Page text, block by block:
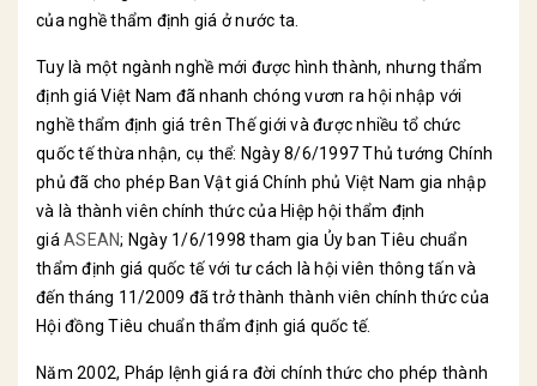
của nghề thẩm định giá ở nước ta.
Tuy là một ngành nghề mới được hình thành, nhưng thẩm
định giá Việt Nam đã nhanh chóng vươn ra hội nhập với
nghề thẩm định giá trên Thế giới và được nhiều tổ chức
quốc tế thừa nhận, cụ thể: Ngày 8/6/1997 Thủ tướng Chính
phủ đã cho phép Ban Vật giá Chính phủ Việt Nam gia nhập
và là thành viên chính thức của Hiệp hội thẩm định
giáASEAN; Ngày 1/6/1998 tham gia Ủy ban Tiêu chuẩn
thẩm định giá quốc tế với tư cách là hội viên thông tấn và
đến tháng 11/2009 đã trở thành thành viên chính thức của
Hội đồng Tiêu chuẩn thẩm định giá quốc tế.
Năm 2002, Pháp lệnh giá ra đời chính thức cho phép thành